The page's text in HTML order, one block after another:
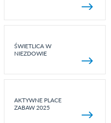
ŚWIETLICA W
NIEZDOWIE
AKTYWNE PLACE
ZABAW 2025